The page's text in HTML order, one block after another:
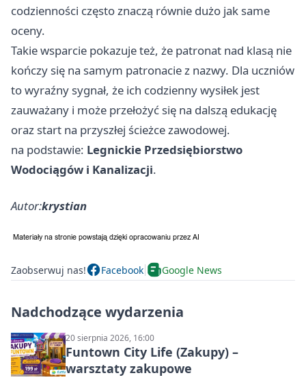
codzienności często znaczą równie dużo jak same
oceny.
Takie wsparcie pokazuje też, że patronat nad klasą nie
kończy się na samym patronacie z nazwy. Dla uczniów
to wyraźny sygnał, że ich codzienny wysiłek jest
zauważany i może przełożyć się na dalszą edukację
oraz start na przyszłej ścieżce zawodowej.
na podstawie: Legnickie Przedsiębiorstwo
Wodociągów i Kanalizacji.
Autor:krystian
Zaobserwuj nas! Facebook Google News
Nadchodzące wydarzenia
20 sierpnia 2026, 16:00
Funtown City Life (Zakupy) –
warsztaty zakupowe